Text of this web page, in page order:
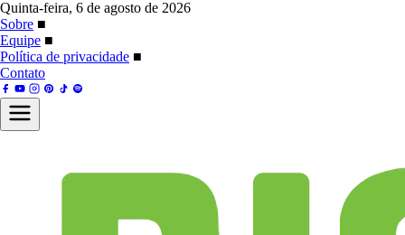
Quinta-feira, 6 de agosto de 2026
Sobre ■
Equipe ■
Política de privacidade ■
Contato